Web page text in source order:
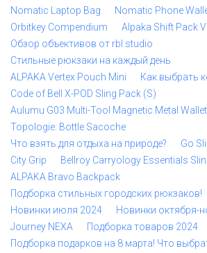
Nomatic Laptop Bag
Nomatic Phone
Orbitkey Compendium
Alpaka Shift Pack
Обзор объективов от rbl.studio
Стильные рюкзаки на каждый день
ALPAKA Vertex Pouch Mini
Как выбрать
Code of Bell X-POD Sling Pack (S)
Aulumu G03 Multi-Tool Magnetic Metal Wallet
Topologie: Bottle Sacoche
Что взять для отдыха на природе?
Go
City Grip
Bellroy Carryology Essentials
ALPAKA Bravo Backpack
Подборка стильных городских рюкзаков!
Новинки июля 2024
Новинки октября-
Journey NEXA
Подборка товаров 2024
Подборка подарков на 8 марта! Что